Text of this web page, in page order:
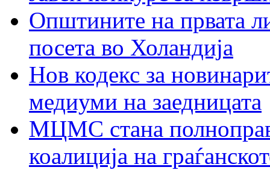
Општините на првата
посета во Холандија
Нов кодекс за
медиуми на заедницата
МЦМС стана
коалиција на